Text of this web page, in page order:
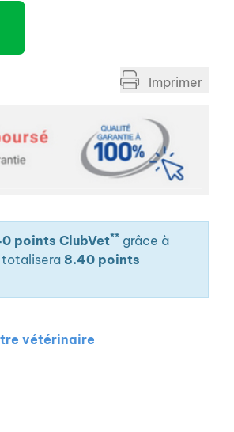
Imprimer
points ClubVet** grâce à
totalisera 8.40 points
vétérinaire